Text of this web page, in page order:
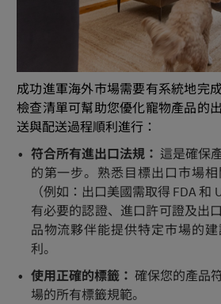
成功進軍海外市場需要有系統地完
檢查清單可幫助您優化寵物產品的
送與配送過程順利進行：
符合所有進出口法規： 這是確保
的第一步。熟悉目標出口市場
（例如：出口美國需取得 FDA 和
有必要的認證、進口許可證及出
品物流夥伴能提供特定市場的
利。
使用正確的標籤： 確保您的產品
場的所有標籤規範。